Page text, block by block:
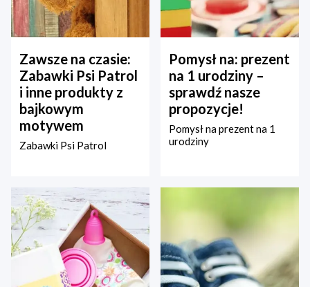
Zawsze na czasie:
Zabawki Psi Patrol
i inne produkty z
bajkowym
motywem
Zabawki Psi Patrol
Pomysł na: prezent
na 1 urodziny –
sprawdź nasze
propozycje!
Pomysł na prezent na 1
urodziny